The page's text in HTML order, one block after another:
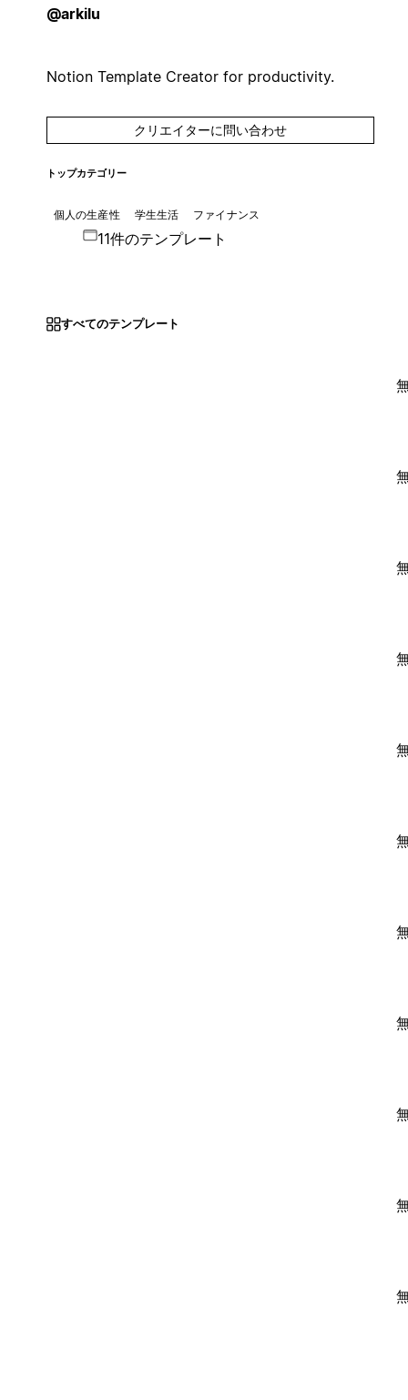
@arkilu
Notion Template Creator for productivity.
クリエイターに問い合わせ
トップカテゴリー
個人の生産性 学生生活 ファイナンス
11件のテンプレート
すべてのテンプレート